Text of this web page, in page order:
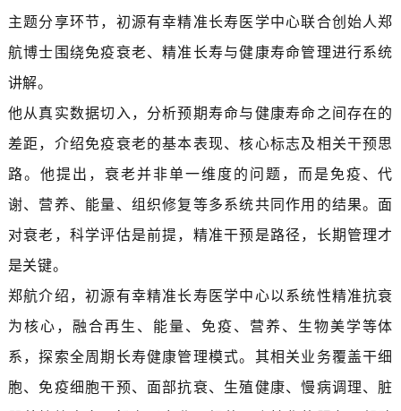
主题分享环节，初源有幸精准长寿医学中心联合创始人郑
航博士围绕免疫衰老、精准长寿与健康寿命管理进行系统
讲解。
他从真实数据切入，分析预期寿命与健康寿命之间存在的
差距，介绍免疫衰老的基本表现、核心标志及相关干预思
路。他提出，衰老并非单一维度的问题，而是免疫、代
谢、营养、能量、组织修复等多系统共同作用的结果。面
对衰老，科学评估是前提，精准干预是路径，长期管理才
是关键。
郑航介绍，初源有幸精准长寿医学中心以系统性精准抗衰
为核心，融合再生、能量、免疫、营养、生物美学等体
系，探索全周期长寿健康管理模式。其相关业务覆盖干细
胞、免疫细胞干预、面部抗衰、生殖健康、慢病调理、脏